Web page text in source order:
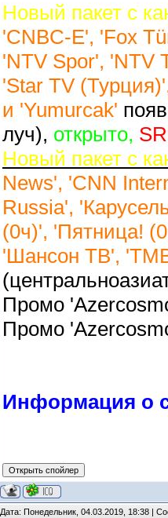
Новый пакет с
'CNBC-E', 'Fox
'NTV Spor', 'NTV
'Star TV
и 'Yumurcak'
луч), открыто,
Новый пакет с
News', 'CNN
Russia',
(0ч)', 'Пятница!
'Шансон ТВ',
Промо
Промо
Информация о
Дата: Понедельник, 04.03.2019, 18:38 |